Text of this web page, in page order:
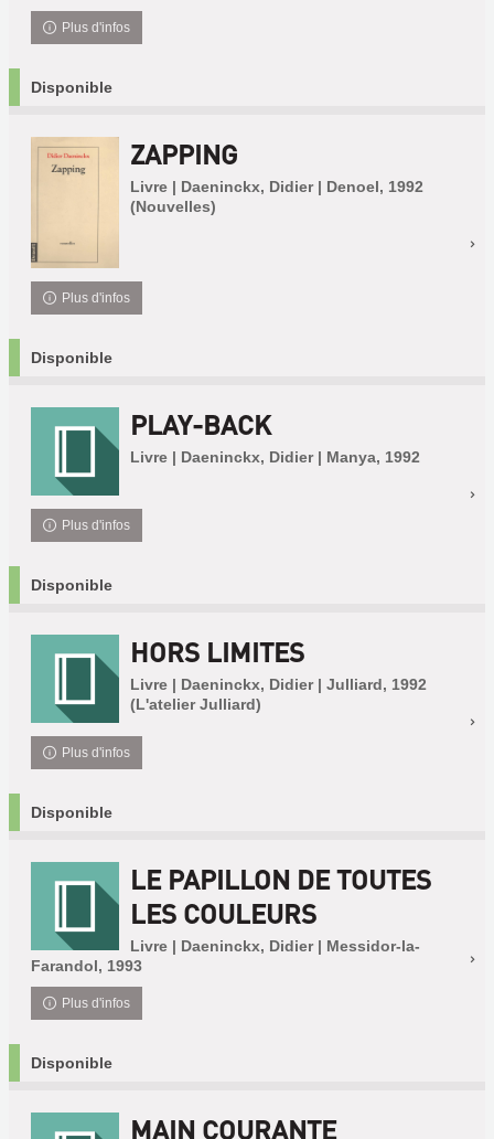
Plus d'infos
Disponible
ZAPPING
Livre | Daeninckx, Didier | Denoel, 1992
(Nouvelles)
Plus d'infos
Disponible
PLAY-BACK
Livre | Daeninckx, Didier | Manya, 1992
Plus d'infos
Disponible
HORS LIMITES
Livre | Daeninckx, Didier | Julliard, 1992
(L'atelier Julliard)
Plus d'infos
Disponible
LE PAPILLON DE TOUTES
LES COULEURS
Livre | Daeninckx, Didier | Messidor-la-
Farandol, 1993
Plus d'infos
Disponible
MAIN COURANTE